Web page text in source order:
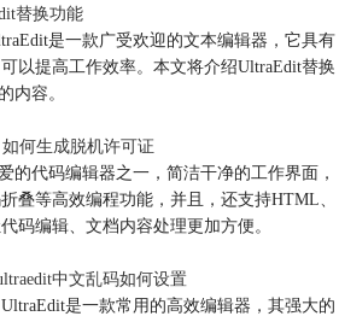
替换功能
是一款广受欢迎的文本编辑器，它具有
以提高工作效率。本文将介绍UltraEdit替换
内容。
何生成脱机许可证
的代码编辑器之一，简洁干净的工作界面，
叠等高效编程功能，并且，还支持HTML、
码编辑、文档内容处理更加方便。
中文乱码如何设置
是一款常用的高效编辑器，其强大的